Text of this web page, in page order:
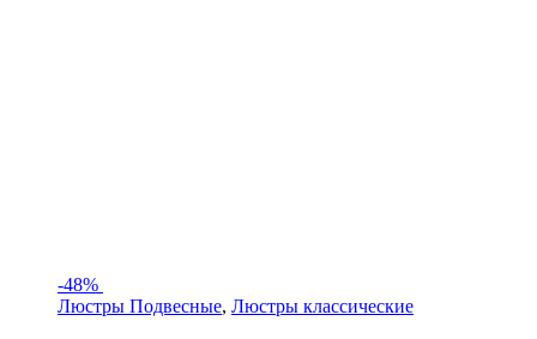
-48%
Люстры Подвесные, Люстры классические